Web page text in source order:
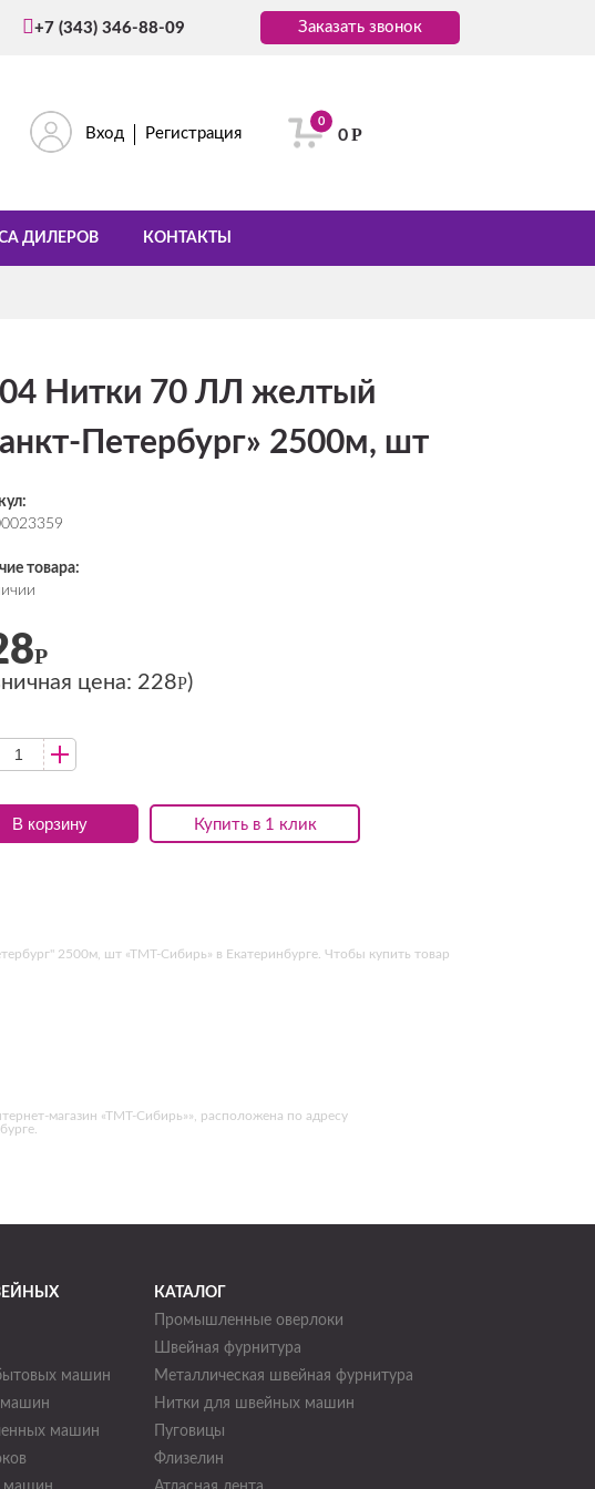
+7 (343) 346-88-09 Заказать звонок
Вход Регистрация
0
0Р
ДИЛЕРОВ КОНТАКТЫ
Нитки 70 ЛЛ желтый
Петербург» 2500м, шт
товара:
Купить в 1 клик
Р
цена: 228Р)
В корзину
2500м, шт «ТМТ-Сибирь» в Екатеринбурге. Чтобы купить товар
магазин «ТМТ-Сибирь»», расположена по адресу
машин
машин
КАТАЛОГ
Промышленные оверлоки
Швейная фурнитура
Металлическая швейная фурнитура
Нитки для швейных машин
Пуговицы
Флизелин